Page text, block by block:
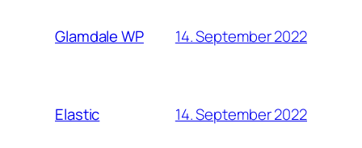
Glamdale WP 14. September 2022
Elastic 14. September 2022